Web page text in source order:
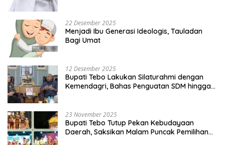
22 Desember 2025
Menjadi Ibu Generasi Ideologis, Tauladan
Bagi Umat
12 Desember 2025
Bupati Tebo Lakukan Silaturahmi dengan
Kemendagri, Bahas Penguatan SDM hingga
23 November 2025
Bupati Tebo Tutup Pekan Kebudayaan
Daerah, Saksikan Malam Puncak Pemilihan